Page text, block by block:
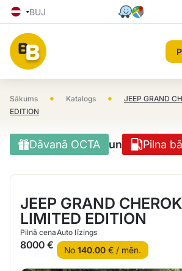
BUJ
Sākums • Katalogs •
JEEP GRAND
EDITION
Dāvanā OCTA un Pilna
JEEP GRAND
LIMITED EDITION
Pilnā cena
8000 €
Auto līzings
No 140.00€ / mēn.